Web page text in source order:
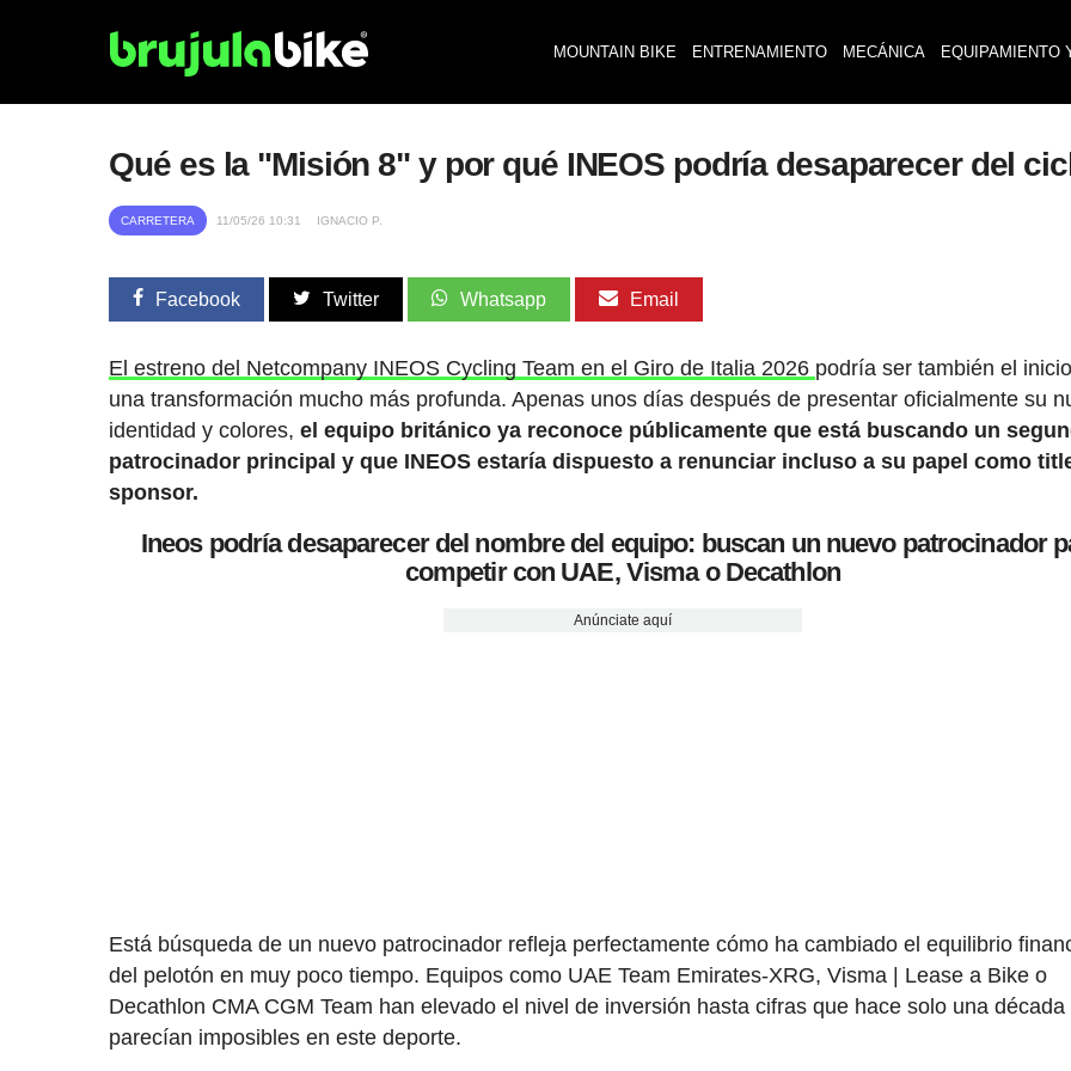
MOUNTAIN BIKE ENTRENAMIENTO MECÁNICA EQUIPAMIENTO
Qué es la "Misión 8" y por qué INEOS podría desaparecer del
CARRETERA 11/05/26 10:31 IGNACIO P.
Facebook Twitter Whatsapp Email
El estreno del Netcompany INEOS Cycling Team en el Giro de Italia 2026 podría ser también el
una transformación mucho más profunda. Apenas unos días después de presentar oficialmente su
identidad y colores,el equipo británico ya reconoce públicamente que está buscando un
patrocinador principal y que INEOS estaría dispuesto a renunciar incluso a su papel como
sponsor.
Ineos podría desaparecer del nombre del equipo: buscan un nuevo patrocinador
competir con UAE, Visma o Decathlon
Anúnciate aquí
Está búsqueda de un nuevo patrocinador refleja perfectamente cómo ha cambiado el equilibrio
del pelotón en muy poco tiempo. Equipos como UAE Team Emirates-XRG, Visma | Lease a Bike o
Decathlon CMA CGM Team han elevado el nivel de inversión hasta cifras que hace solo una década
parecían imposibles en este deporte.